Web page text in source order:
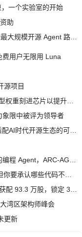
一个实验室的开始
助
用户无限用 Luna
源项目
限中被评为领导者
湾区架构师峰会
更新